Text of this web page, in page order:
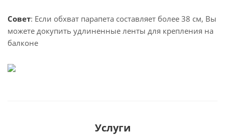
Совет: Если обхват парапета составляет более 38 см, Вы
можете докупить удлиненные ленты для крепления на
балконе
Услуги